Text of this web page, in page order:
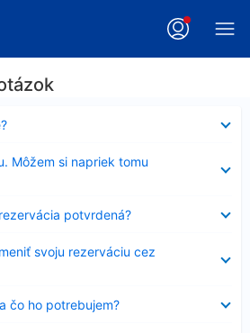
Môžem si napriek tomu
potvrdená?
svoju rezerváciu cez
čo ho potrebujem?